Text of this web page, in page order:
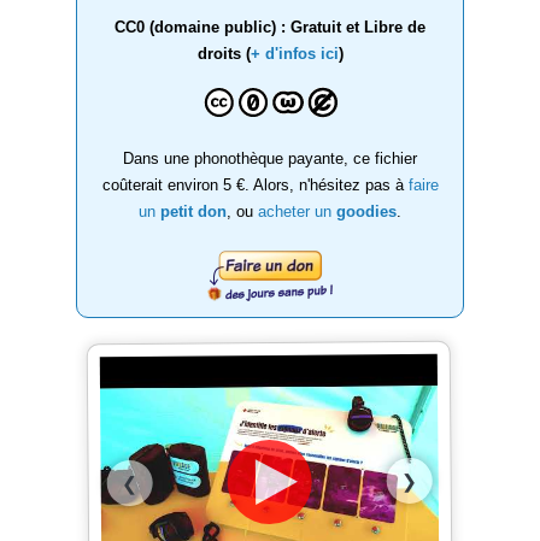
CC0 (domaine public) : Gratuit et Libre de
droits (+ d'infos ici)
Dans une phonothèque payante, ce fichier
coûterait environ 5 €. Alors, n'hésitez pas à faire
un petit don , ou acheter un goodies
❮ ❯